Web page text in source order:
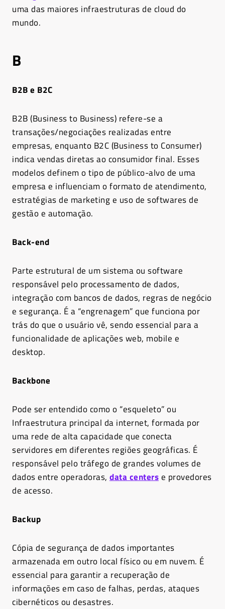
uma das maiores infraestruturas de cloud do
mundo.
B
B2B e B2C
B2B (Business to Business) refere-se a
transações/negociações realizadas entre
empresas, enquanto B2C (Business to Consumer)
indica vendas diretas ao consumidor final. Esses
modelos definem o tipo de público-alvo de uma
empresa e influenciam o formato de atendimento,
estratégias de marketing e uso de softwares de
gestão e automação.
Back-end
Parte estrutural de um sistema ou software
responsável pelo processamento de dados,
integração com bancos de dados, regras de negócio
e segurança. É a “engrenagem” que funciona por
trás do que o usuário vê, sendo essencial para a
funcionalidade de aplicações web, mobile e
desktop.
Backbone
Pode ser entendido como o “esqueleto” ou
Infraestrutura principal da internet, formada por
uma rede de alta capacidade que conecta
servidores em diferentes regiões geográficas. É
responsável pelo tráfego de grandes volumes de
dados entre operadoras, data centerse provedores
de acesso.
Backup
Cópia de segurança de dados importantes
armazenada em outro local físico ou em nuvem. É
essencial para garantir a recuperação de
informações em caso de falhas, perdas, ataques
cibernéticos ou desastres.